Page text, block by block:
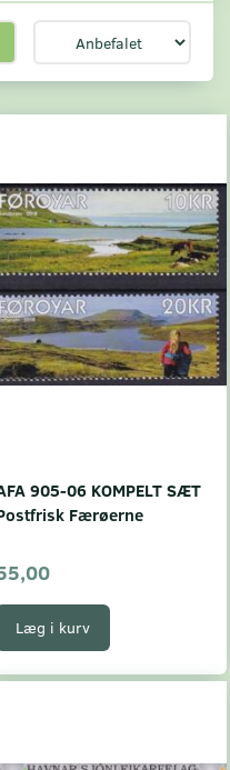
905-06 KOMPELT SÆT
Færøerne
Læg i kurv